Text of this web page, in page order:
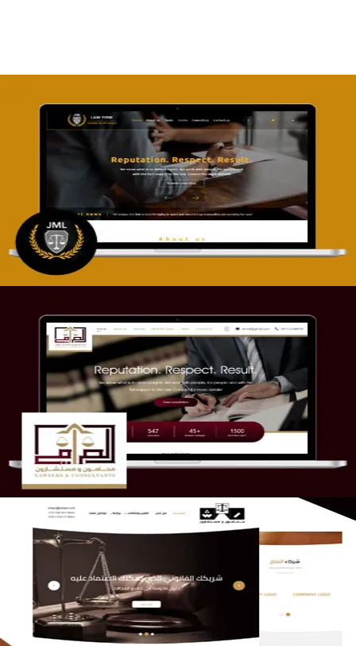
تصميم موقع آل جبار والمزارقة للمحاماة
التفاصيل
موقع الصرامي للمحاماة
التفاصيل
الريس والشعلان للمحاماة
التفاصيل